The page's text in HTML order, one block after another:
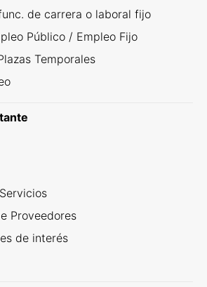
de carrera o laboral fijo
Público / Empleo Fijo
Temporales
Proveedores
de interés